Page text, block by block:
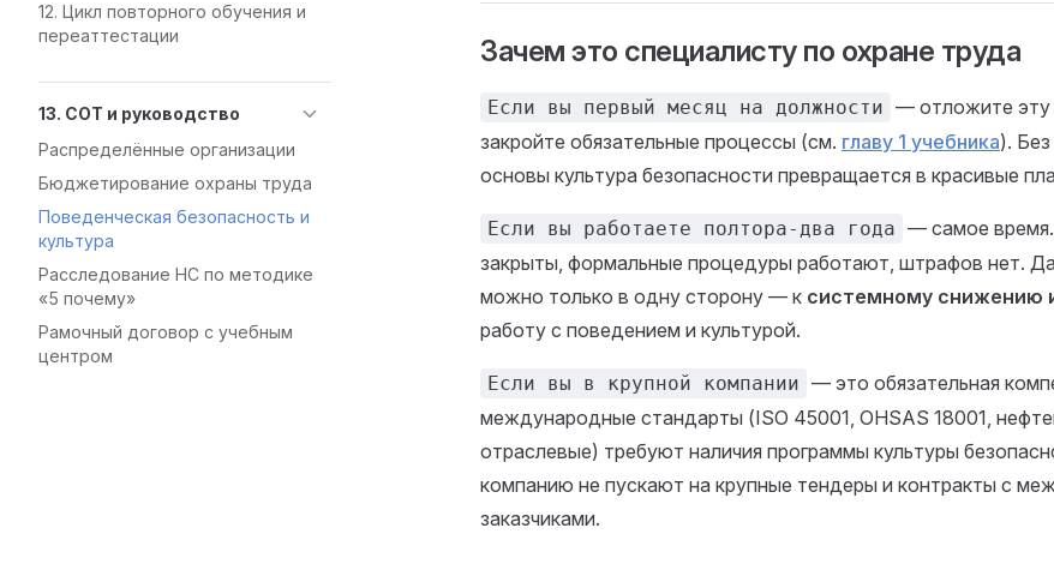
12. Цикл повторного обучения и
переаттестации
13. СОТ и руководство
Распределённые организации
Бюджетирование охраны труда
Поведенческая безопасность и
культура
Расследование НС по методике
«5 почему»
Рамочный договор с учебным
центром
Зачем это специалисту по охране труда
Если вы первый месяц на должности — отложите эту
закройте обязательные процессы (см. главу 1 учебника).
основы культура безопасности превращается в красивые
Если вы работаете полтора-два года — самое
закрыты, формальные процедуры работают, штрафов нет.
можно только в одну сторону — к системному снижению
работу с поведением и культурой.
Если вы в крупной компании — это обязательная
международные стандарты (ISO 45001, OHSAS 18001,
отраслевые) требуют наличия программы культуры
компанию не пускают на крупные тендеры и контракты с
заказчиками.